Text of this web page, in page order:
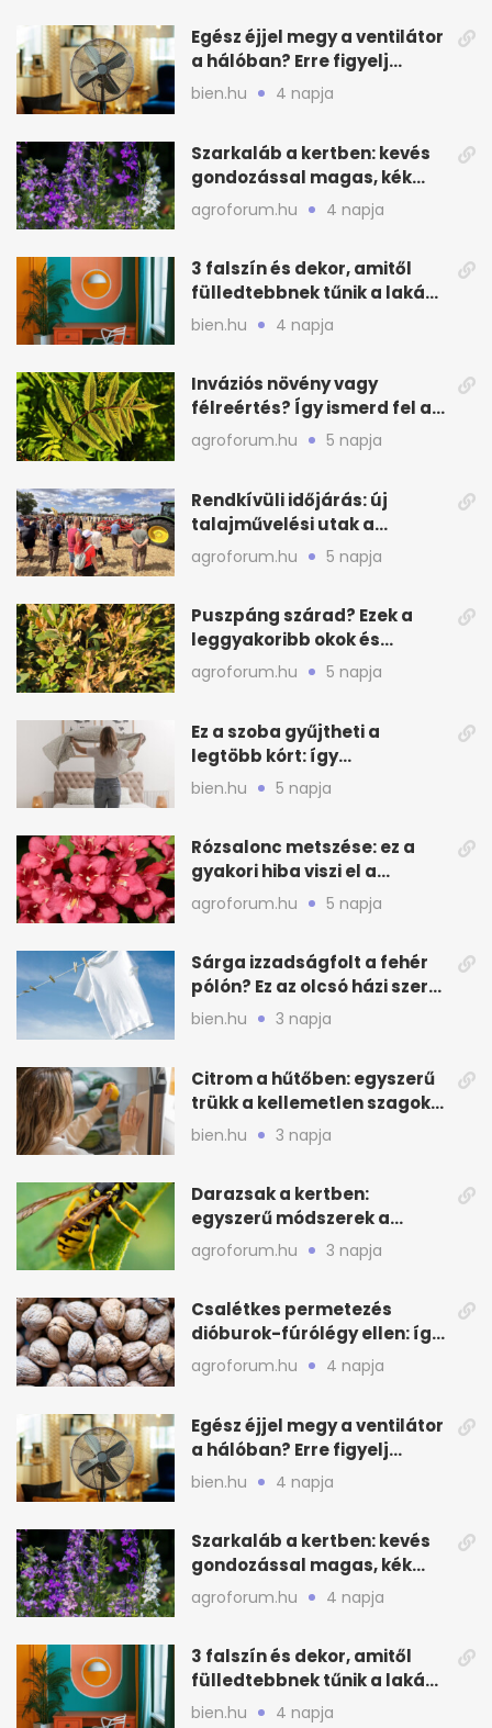
Egész éjjel megy a ventilátor
a hálóban? Erre figyelj
alvásnál nyáron
bien.hu 4 napja
Szarkaláb a kertben: kevés
gondozással magas, kék
virágfalat ad
agroforum.hu 4 napja
3 falszín és dekor, amitől
fülledtebbnek tűnik a lakás
nyáron
bien.hu 4 napja
Inváziós növény vagy
félreértés? Így ismerd fel a
valódi kockázatot
agroforum.hu 5 napja
Rendkívüli időjárás: új
talajművelési utak a
gazdáknak
agroforum.hu 5 napja
Puszpáng szárad? Ezek a
leggyakoribb okok és
teendők
agroforum.hu 5 napja
Ez a szoba gyűjtheti a
legtöbb kórt: így
mélytisztítsd otthon
bien.hu 5 napja
Rózsalonc metszése: ez a
gyakori hiba viszi el a
virágzást
agroforum.hu 5 napja
Sárga izzadságfolt a fehér
pólón? Ez az olcsó házi szer
beválhat
bien.hu 3 napja
Citrom a hűtőben: egyszerű
trükk a kellemetlen szagok
ellen
bien.hu 3 napja
Darazsak a kertben:
egyszerű módszerek a
távoltartásukra nyáron
agroforum.hu 3 napja
Csalétkes permetezés
dióburok-fúrólégy ellen: így
csináld a kertben
agroforum.hu 4 napja
Egész éjjel megy a ventilátor
a hálóban? Erre figyelj
alvásnál nyáron
bien.hu 4 napja
Szarkaláb a kertben: kevés
gondozással magas, kék
virágfalat ad
agroforum.hu 4 napja
3 falszín és dekor, amitől
fülledtebbnek tűnik a lakás
nyáron
bien.hu 4 napja